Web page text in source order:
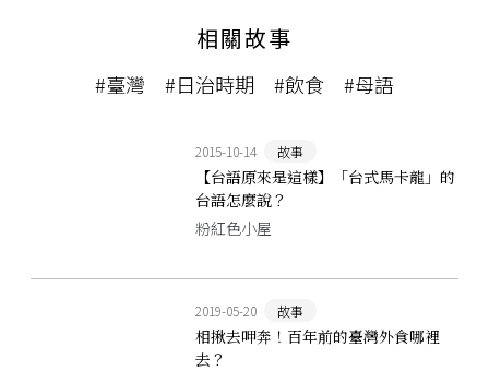
相關故事
#臺灣 #日治時期 #飲食 #母語
2015-10-14 故事
【台語原來是這樣】「台式馬卡龍」的
台語怎麼說？
粉紅色小屋
2019-05-20 故事
相揪去呷奔！百年前的臺灣外食哪裡
去？